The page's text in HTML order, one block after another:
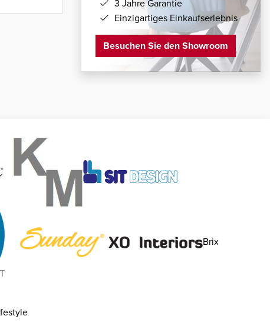
3 Jahre Garantie
Einzigartiges Einkaufserlebnis
Besuchen Sie den Showroom
Brix